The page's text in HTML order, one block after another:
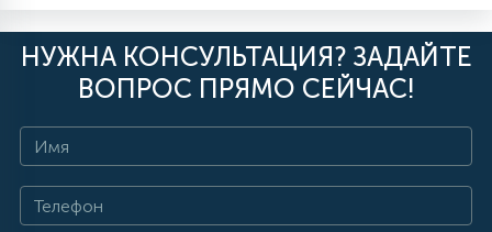
НУЖНА КОНСУЛЬТАЦИЯ? ЗАДАЙТЕ
ВОПРОС ПРЯМО СЕЙЧАС!